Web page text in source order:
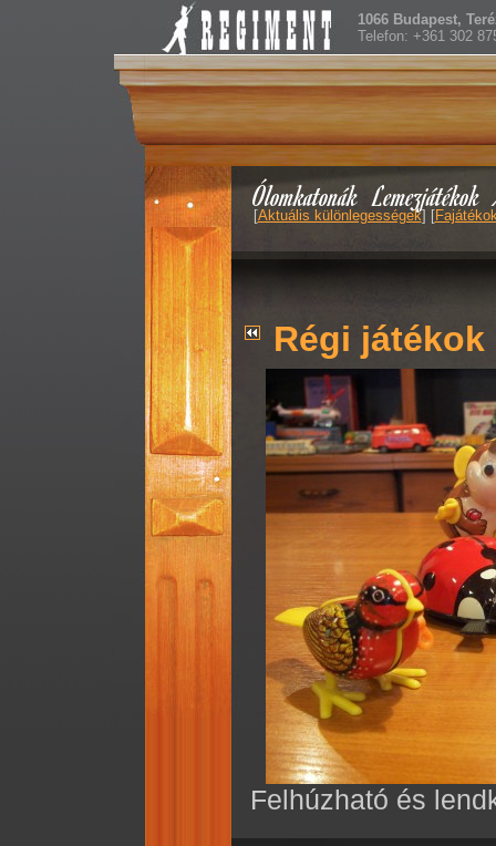
Ólomkatonák Lemezjátékok
1066 Budapest,
Telefon: +361 302
[Aktuális különlegességek] [
Régi játékok
Felhúzható és